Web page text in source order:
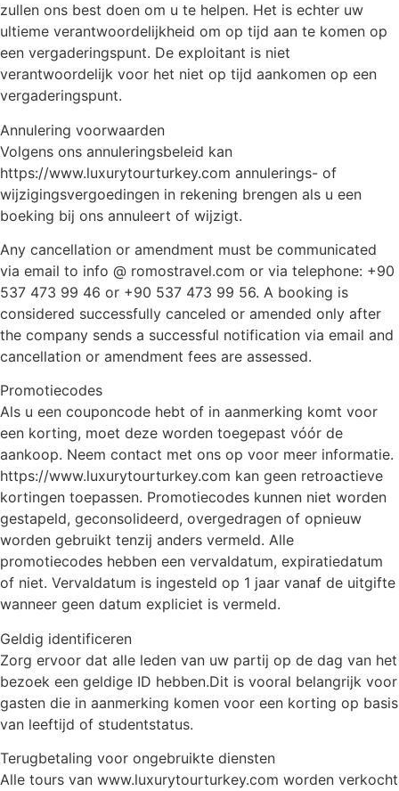
zullen ons best doen om u te helpen. Het is echter uw
ultieme verantwoordelijkheid om op tijd aan te komen op
een vergaderingspunt. De exploitant is niet
verantwoordelijk voor het niet op tijd aankomen op een
vergaderingspunt.
Annulering voorwaarden
Volgens ons annuleringsbeleid kan
https://www.luxurytourturkey.com annulerings- of
wijzigingsvergoedingen in rekening brengen als u een
boeking bij ons annuleert of wijzigt.
Any cancellation or amendment must be communicated
via email to info @ romostravel.com or via telephone: +90
537 473 99 46 or +90 537 473 99 56. A booking is
considered successfully canceled or amended only after
the company sends a successful notification via email and
cancellation or amendment fees are assessed.
Promotiecodes
Als u een couponcode hebt of in aanmerking komt voor
een korting, moet deze worden toegepast vóór de
aankoop. Neem contact met ons op voor meer informatie.
https://www.luxurytourturkey.com kan geen retroactieve
kortingen toepassen. Promotiecodes kunnen niet worden
gestapeld, geconsolideerd, overgedragen of opnieuw
worden gebruikt tenzij anders vermeld. Alle
promotiecodes hebben een vervaldatum, expiratiedatum
of niet. Vervaldatum is ingesteld op 1 jaar vanaf de uitgifte
wanneer geen datum expliciet is vermeld.
Geldig identificeren
Zorg ervoor dat alle leden van uw partij op de dag van het
bezoek een geldige ID hebben.Dit is vooral belangrijk voor
gasten die in aanmerking komen voor een korting op basis
van leeftijd of studentstatus.
Terugbetaling voor ongebruikte diensten
Alle tours van www.luxurytourturkey.com worden verkocht